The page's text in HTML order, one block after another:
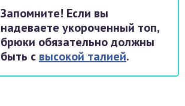
Запомните! Если вы
надеваете укороченный топ,
брюки обязательно должны
быть с высокой талией.